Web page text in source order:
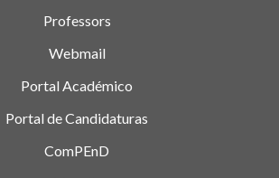
Professors
Webmail
Portal Académico
Portal de Candidaturas
ComPEnD